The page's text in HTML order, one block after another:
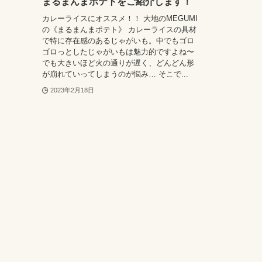
カレーライスにオススメ！！ 大地のMEGUMI
の《まるまんまポテト》 カレーライスの具材
で特に存在感のあるじゃがいも。中でもゴロ
ゴロっとしたじゃがいもは魅力的ですよね〜
でも大きいほど火の通りが遅く、どんどん形
が崩れていってしまうのが悩み… そこで...
2023年2月18日